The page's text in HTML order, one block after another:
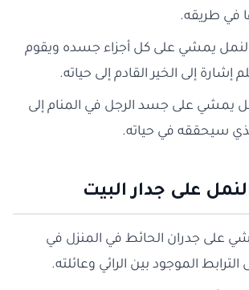
في طريقه.
النمل يمشي على كل أجزاء جسده ويقوم
إشارة إلى الخير القادم إلى حياته.
يمشي على جسد الرجل في المنام إلى
الذي سيحققه في حياته.
على جدار البيت
على جدران الحائط في المنزل في
الترابط الموجود بين الرائي وعائلته.